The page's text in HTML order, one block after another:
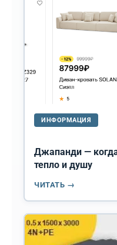
ИНФОРМАЦИЯ
Джапанди —
тепло и душу
ЧИТАТЬ →